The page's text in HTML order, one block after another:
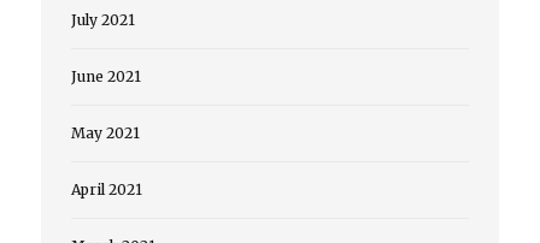
July 2021
June 2021
May 2021
April 2021